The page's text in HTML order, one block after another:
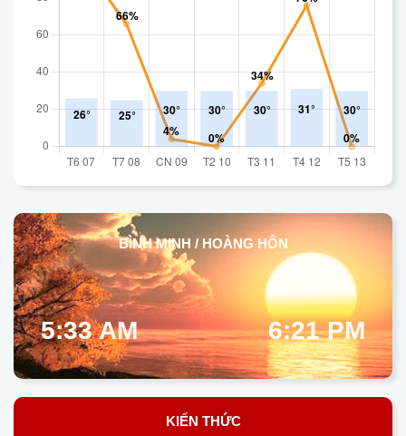
BÌNH MINH / HOÀNG HÔN
5:33 AM 6:21 PM
KIẾN THỨC